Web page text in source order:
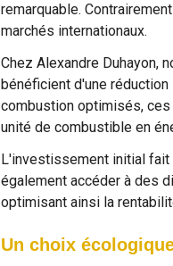
remarquable.
marchés internationaux.
Chez Alexandre Duhayon,
bénéficient d'une
combustion optimisés,
unité de combustible en
L'investissement initial fait
également accéder à des
optimisant ainsi la
Un choix